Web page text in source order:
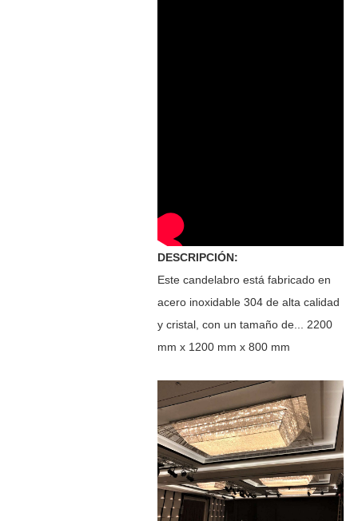
DESCRIPCIÓN:
Este candelabro está fabricado en
acero inoxidable 304 de alta calidad
y cristal, con un tamaño de... 2200
mm x 1200 mm x 800 mm